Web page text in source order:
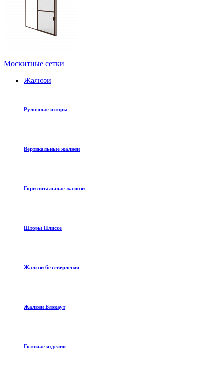
Москитные сетки
Жалюзи
Рулонные шторы
Вертикальные жалюзи
Горизонтальные жалюзи
Шторы Плиссе
Жалюзи без сверления
Жалюзи Блэкаут
Готовые изделия